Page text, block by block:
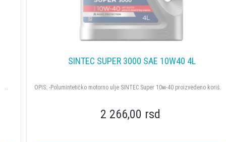
SINTEC SUPER 3000 SAE 10W40 4L
OPIS: -Polumintetičko motorno ulje SINTEC Super 10w-40 proizvedeno koriš...
2 266,00 rsd